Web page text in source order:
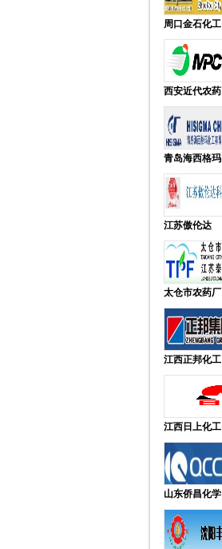
周口金石化工
西安近代农药
青岛海西格玛
江苏傲伦达
太仓市农药厂
江西正邦化工
江西日上化工
山东侨昌化学